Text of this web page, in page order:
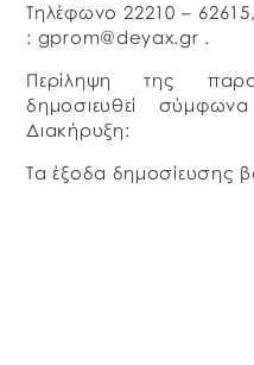
Τηλέφωνο 22210 –
: gprom@deyax.gr .
Περίληψη της
δημοσιευθεί
Διακήρυξη:
Τα έξοδα δημοσίευσης